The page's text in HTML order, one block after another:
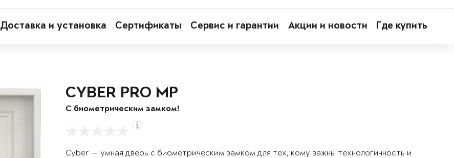
Доставка и установка Сертификаты Сервис и гарантии Акции и новости Где купить
CYBER PRO MP
С биометрическим замком!
Cyber — умная дверь с биометрическим замком для тех, кому важны технологичность и